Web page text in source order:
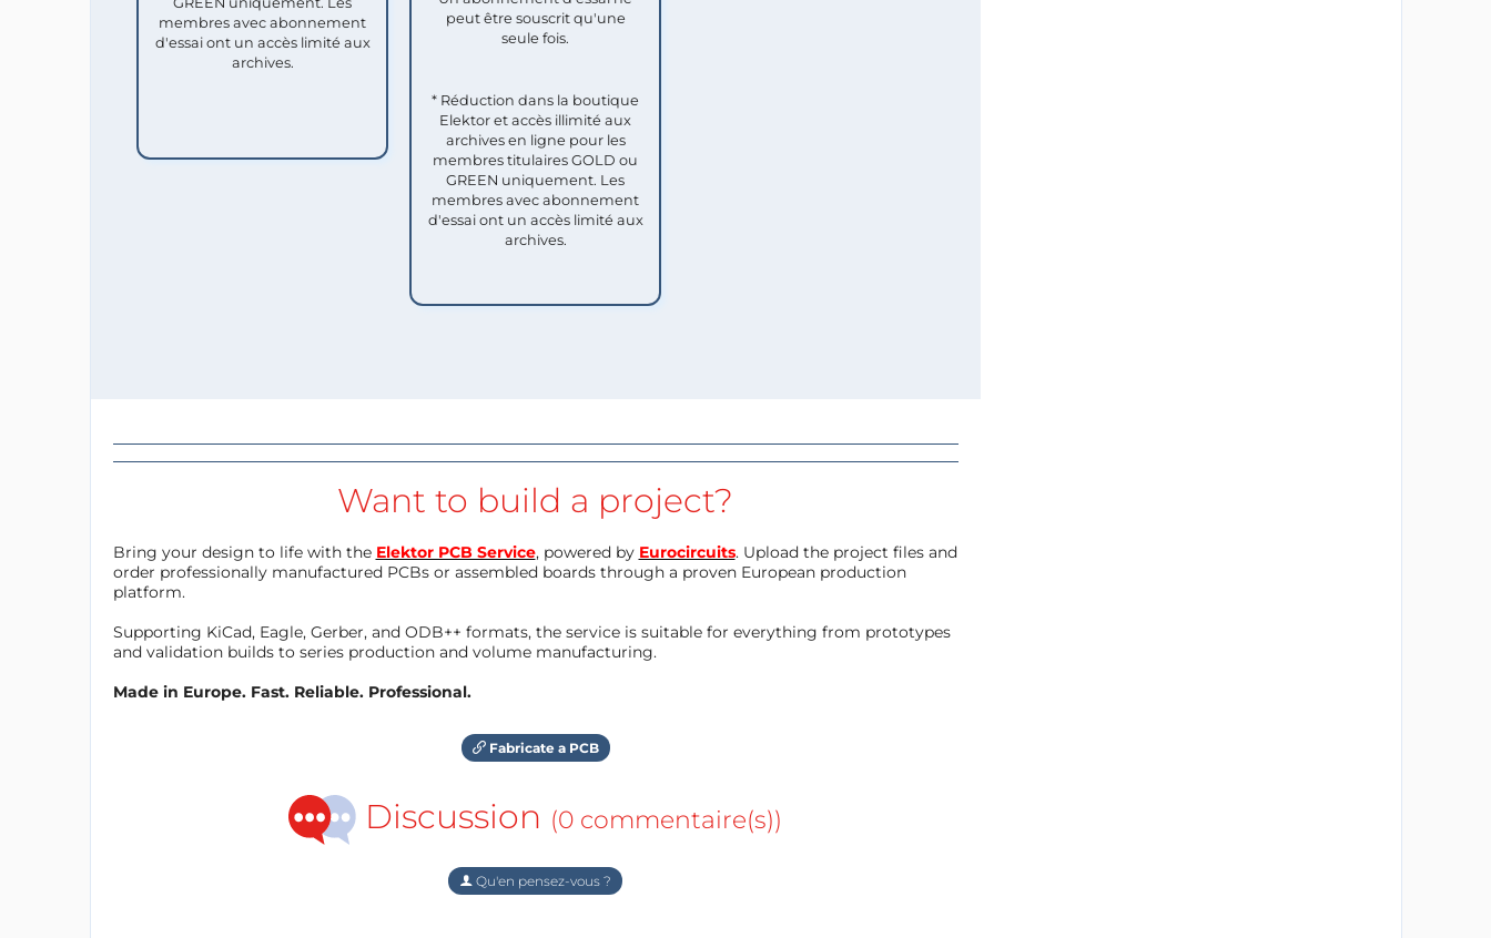
membres avec abonnement
d'essai ont un accès limité aux
archives.
peut être souscrit qu'une
seule fois.​
* Réduction dans la boutique
Elektor et accès illimité aux
archives en ligne pour les
membres titulaires GOLD ou
GREEN uniquement. Les
membres avec abonnement
d'essai ont un accès limité aux
archives.
Want to build a project?
Bring your design to life with the Elektor PCB Service, powered by Eurocircuits. Upload the project files and
order professionally manufactured PCBs or assembled boards through a proven European production
platform.
Supporting KiCad, Eagle, Gerber, and ODB++ formats, the service is suitable for everything from prototypes
and validation builds to series production and volume manufacturing.
Made in Europe. Fast. Reliable. Professional.
Fabricate a PCB
Discussion (0 commentaire(s))
Qu'en pensez-vous ?